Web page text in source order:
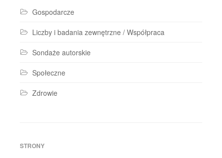
Gospodarcze
Liczby i badania zewnętrzne / Współpraca
Sondaże autorskie
Społeczne
Zdrowie
STRONY